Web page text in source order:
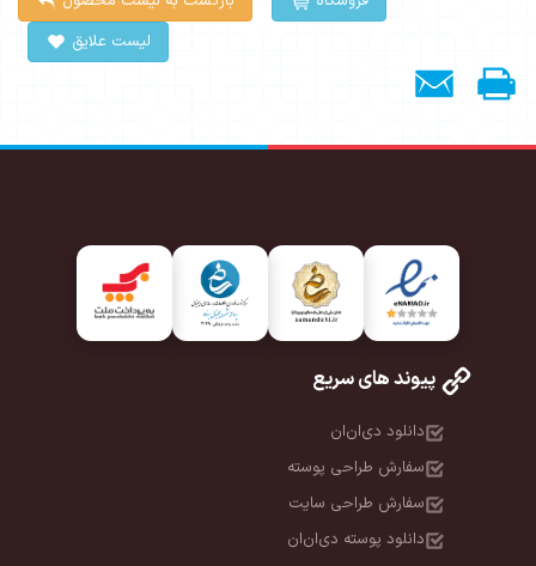
لیست علایق
پیوند های سریع
دانلود دی‌ان‌ان
سفارش طراحی پوسته
سفارش طراحی سایت
دانلود پوسته دی‌ان‌ان